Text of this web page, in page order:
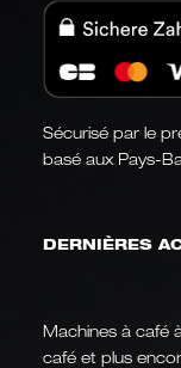
Sécurisé par le
basé aux Pays-
DERNIÈRES
Machines à café
café et plus